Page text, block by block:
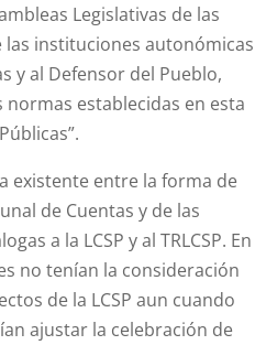
Legislativas de las
instituciones autonómicas
y al Defensor del Pueblo,
establecidas en esta
existente entre la forma de
de Cuentas y de las
a la LCSP y al TRLCSP. En
no tenían la consideración
de la LCSP aun cuando
ajustar la celebración de